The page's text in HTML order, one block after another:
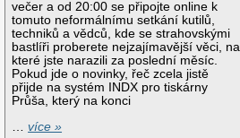
večer a od 20:00 se připojte online k
tomuto neformálnímu setkání kutilů,
techniků a vědců, kde se strahovskými
bastlíři proberete nejzajímavější věci, na
které jste narazili za poslední měsíc.
Pokud jde o novinky, řeč zcela jistě
přijde na systém INDX pro tiskárny
Průša, který na konci
…více »